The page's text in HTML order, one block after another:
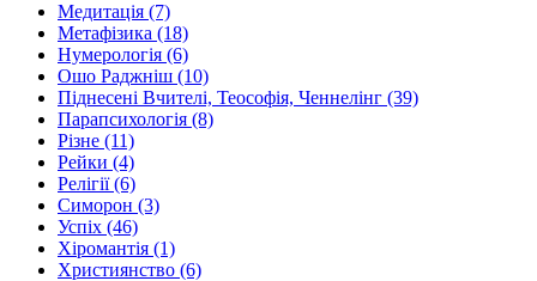
Медитація (7)
Метафізика (18)
Нумерологія (6)
Ошо Раджніш (10)
Піднесені Вчителі, Теософія, Ченнелінг (39)
Парапсихологія (8)
Різне (11)
Рейки (4)
Релігії (6)
Симорон (3)
Успіх (46)
Хіромантія (1)
Християнство (6)